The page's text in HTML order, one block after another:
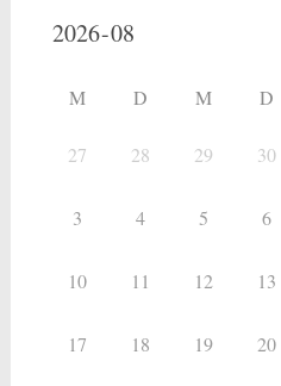
M D M D
27 28 29 30
3 4 5 6
10 11 12 13
17 18 19 20